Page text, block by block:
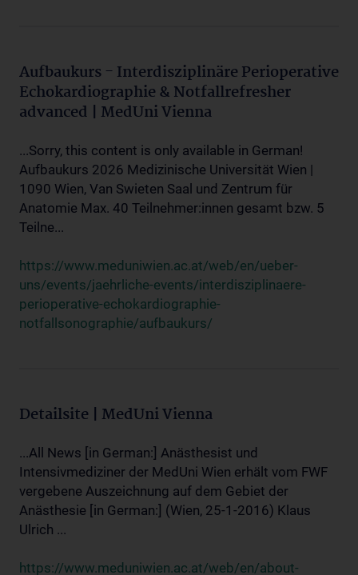
Aufbaukurs - Interdisziplinäre Perioperative
Echokardiographie & Notfallrefresher
advanced | MedUni Vienna
...Sorry, this content is only available in German!
Aufbaukurs 2026 Medizinische Universität Wien |
1090 Wien, Van Swieten Saal und Zentrum für
Anatomie Max. 40 Teilnehmer:innen gesamt bzw. 5
Teilne...
https://www.meduniwien.ac.at/web/en/ueber-
uns/events/jaehrliche-events/interdisziplinaere-
perioperative-echokardiographie-
notfallsonographie/aufbaukurs/
Detailsite | MedUni Vienna
...All News [in German:] Anästhesist und
Intensivmediziner der MedUni Wien erhält vom FWF
vergebene Auszeichnung auf dem Gebiet der
Anästhesie [in German:] (Wien, 25-1-2016) Klaus
Ulrich ...
https://www.meduniwien.ac.at/web/en/about-